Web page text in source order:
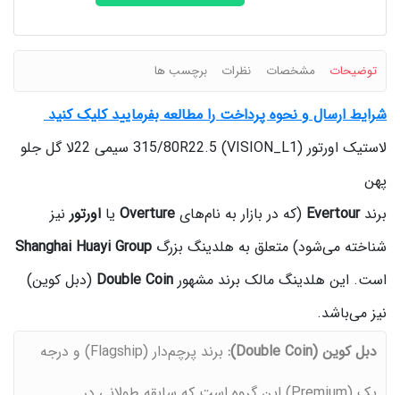
توضیحات مشخصات نظرات برچسب ها
شرایط ارسال و نحوه پرداخت را مطالعه بفرمایید کلیک کنید
لاستیک اورتور 315/80R22.5 (VISION_L1) سیمی 22لا گل جلو
پهن
برندEvertour (که در بازار به نام‌های Overture یا اورتورنیز
شناخته می‌شود) متعلق به هلدینگ بزرگ Shanghai Huayi Group
است. این هلدینگ مالک برند مشهور Double Coin (دبل کوین)
نیز می‌باشد.
دبل کوین (Double Coin):
برند پرچم‌دار (Flagship) و درجه